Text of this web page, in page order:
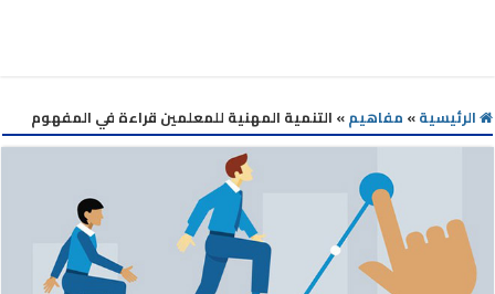
الرئيسية» مفاهيم» التنمية المهنية للمعلمين قراءة في المفهوم